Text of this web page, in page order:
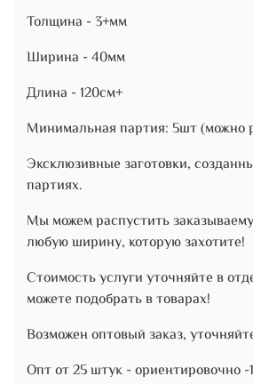
Толщина - 3+мм
Ширина - 40мм
Длина - 120см+
Минимальная партия: 5шт (можно
Эксклюзивные заготовки,
партиях.
Мы можем распустить
любую ширину, которую захотите!
Стоимость услуги уточняйте в
можете подобрать в товарах!
Возможен оптовый заказ,
Опт от 25 штук - ориентировочно -